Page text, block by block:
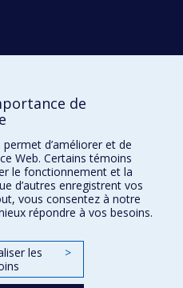
de
d’améliorer et de
Web. Certains témoins
le fonctionnement et la
d’autres enregistrent vos
vous consentez à notre
répondre à vos besoins.
les
>